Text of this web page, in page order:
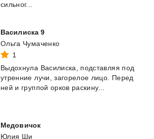
сильног...
Василиска 9
Ольга Чумаченко
1
Выдохнула Василиска, подставляя под
утренние лучи, загорелое лицо.
Перед
ней и группой орков раскину...
Медовичок
Юлия Ши